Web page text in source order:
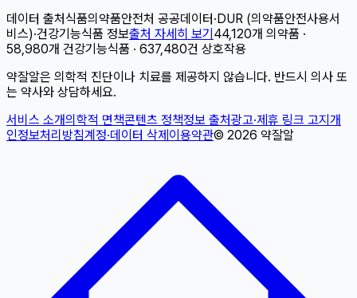
데이터 출처 식품의약품안전처 공공데이터 · DUR (의약품안전사용서
비스)·건강기능식품 정보출처 자세히 보기 44,120개 의약품 ·
58,980개 건강기능식품 · 637,480건 상호작용
약잘알은 의학적 진단이나 치료를 제공하지 않습니다. 반드시 의사 또
는 약사와 상담하세요.
서비스 소개의학적 면책콘텐츠 정책정보 출처광고·제휴 링크 고지 개
인정보처리방침계정·데이터 삭제 이용약관© 2026 약잘알